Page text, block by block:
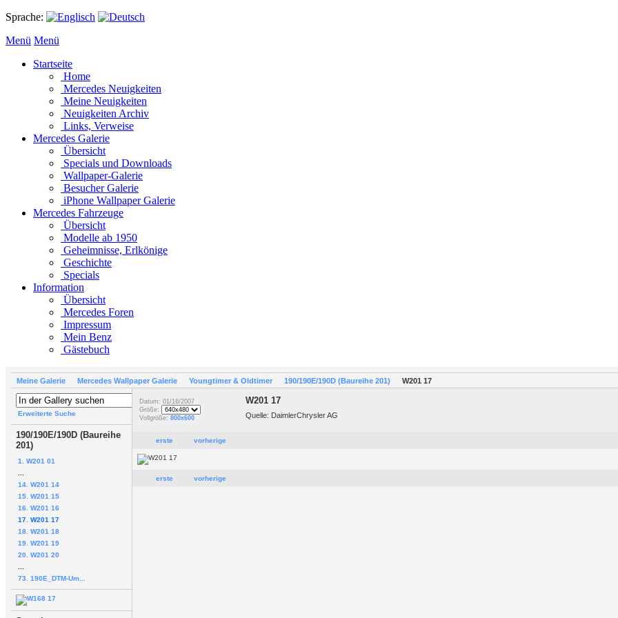
Sprache:
Menü Menü
Startseite
Home
Mercedes Neuigkeiten
Meine Neuigkeiten
Neuigkeiten Archiv
Links, Verweise
Mercedes Galerie
Übersicht
Specials und Downloads
Wallpaper-Galerie
Besucher Galerie
iPhone Wallpaper Galerie
Mercedes Fahrzeuge
Übersicht
Modelle ab 1950
Geheimnisse, Erlkönige
Geschichte
Specials
Information
Übersicht
Mercedes Foren
Impressum
Mein Benz
Gästebuch
Meine Galerie Mercedes Wallpaper Galerie Youngtimer & Oldtimer 190/190E/190D (Baureihe 201) W201 17
Erweiterte Suche
190/190E/190D (Baureihe
201)
1. W201 01
14. W201 14
15. W201 15
16. W201 16
17. W201 17
18. W201 18
19. W201 19
20. W201 20
73. 190E_DTM-Um...
Datum: 01/16/2007
Größe:
Vollgröße: 800x600
W201 17
Quelle: DaimlerChrysler AG
erste vorherige
erste vorherige